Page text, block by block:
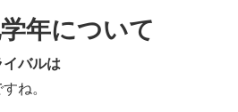
年について
バルは
ね。